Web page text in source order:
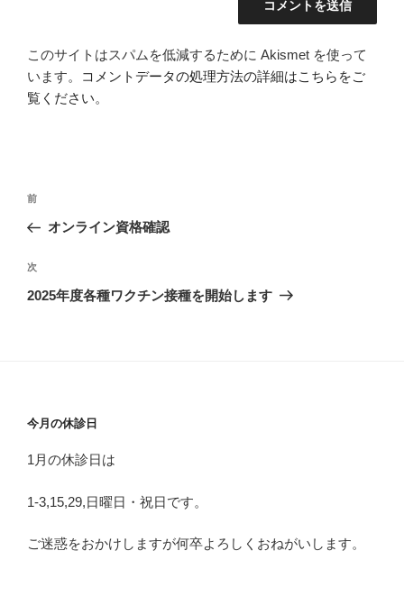
このサイトはスパムを低減するために Akismet を使って
います。
コメントデータの処理方法の詳細はこちらをご
覧ください。
投
ナ
ビ
ゲ
前
の
稿
前
オンライン資格確認
次
の
次
2025年度各種ワクチン接種を開始します
今月の休診日
1月の休診日は
1-3,15,29,日曜日・祝日です。
ご迷惑をおかけしますが何卒よろしくおねがいします。